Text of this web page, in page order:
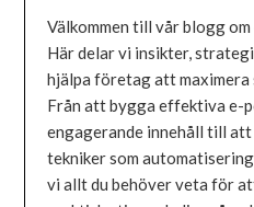
Välkommen till vår blogg
Här delar vi insikter,
hjälpa företag att maximera
Från att bygga effektiva e-
engagerande innehåll till
tekniker som
vi allt du behöver veta för